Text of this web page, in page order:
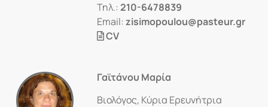
Τηλ.: 210-6478839
Email: zisimopoulou@pasteur.gr
CV
Γαϊτάνου Μαρία
Βιολόγος, Κύρια Ερευνήτρια